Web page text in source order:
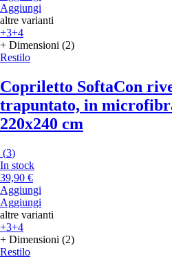
Aggiungi
altre varianti
+3+4
+ Dimensioni (2)
Restilo
Copriletto SoftaCon
trapuntato, in
220x240 cm
(3)
In stock
39,90 €
Aggiungi
Aggiungi
altre varianti
+3+4
+ Dimensioni (2)
Restilo